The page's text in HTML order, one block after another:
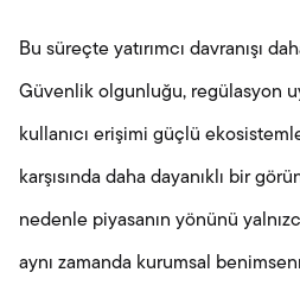
Bu süreçte yatırımcı davranışı
Güvenlik olgunluğu, regülasyon
kullanıcı erişimi güçlü
karşısında daha dayanıklı bir
nedenle piyasanın yönünü
aynı zamanda kurumsal